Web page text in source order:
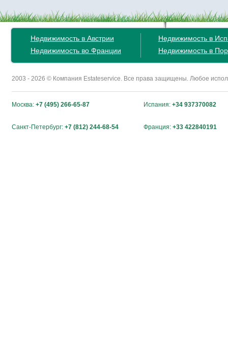
Недвижимость в Австрии
Недвижимость во Франции
Недвижимость в
Недвижимость в
2003 - 2026 © Компания Estateservice. Все права защищены. Любое
Москва: +7 (495) 266-65-87 Испания: +34 937370082
Санкт-Петербург: +7 (812) 244-68-54 Франция: +33 422840191